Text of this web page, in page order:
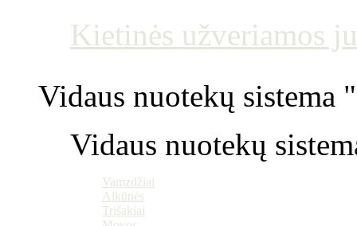
Kietinės
Vidaus nuotekų
Vidaus nuotekų
Vamzdžiai
Alkūnės
Trišakiai